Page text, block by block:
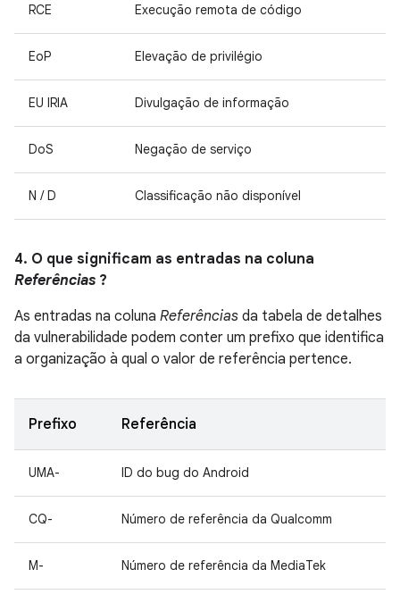
RCE Execução remota de código
EoP Elevação de privilégio
EU IRIA Divulgação de informação
DoS Negação de serviço
N / D Classificação não disponível
4. O que significam as entradas na coluna
Referências ?
As entradas na coluna Referências da tabela de detalhes
da vulnerabilidade podem conter um prefixo que identifica
a organização à qual o valor de referência pertence.
Prefixo Referência
UMA- ID do bug do Android
CQ- Número de referência da Qualcomm
M- Número de referência da MediaTek